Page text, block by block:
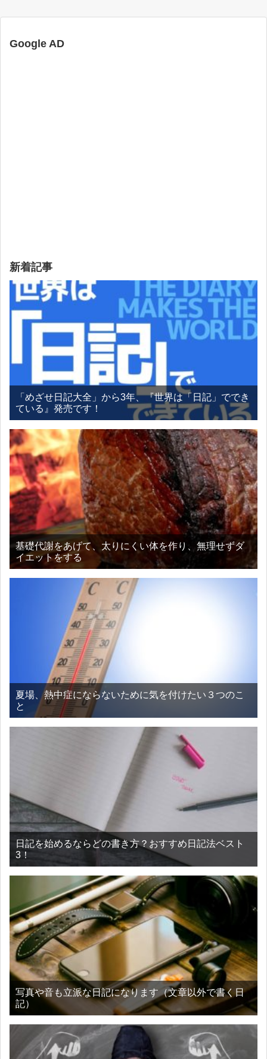
Google AD
新着記事
「めざせ日記大全」から3年、『世界は「日記」ででき
ている』発売です！
基礎代謝をあげて、太りにくい体を作り、無理せずダ
イエットをする
夏場、熱中症にならないために気を付けたい３つのこ
と
日記を始めるならどの書き方？おすすめ日記法ベスト
3！
写真や音も立派な日記になります（文章以外で書く日
記）